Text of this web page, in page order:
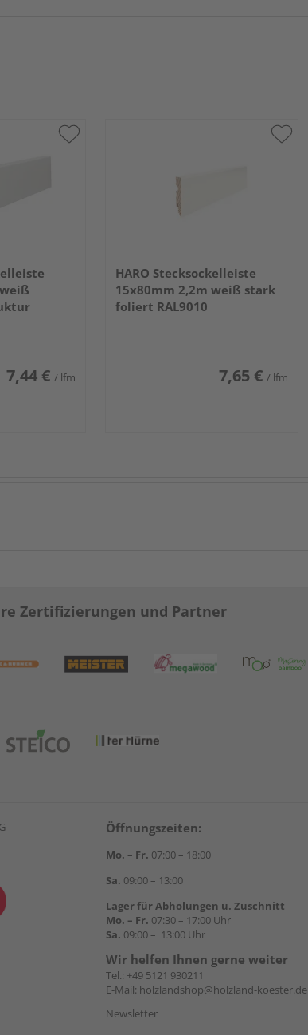
7,44 € / lfm
HARO Stecksockelleiste
15x80mm 2,2m weiß stark
foliert RAL9010
7,65 € / lfm
Zertifizierungen und Partner
Öffnungszeiten:
Mo. – Fr. 07:00 – 18:00
Sa. 09:00 – 13:00
Lager für Abholungen u. Zuschnitt
Mo. – Fr. 07:30 – 17:00 Uhr
Sa. 09:00 – 13:00 Uhr
Wir helfen Ihnen gerne weiter
Tel.: +49 5121 930211
E-Mail: holzlandshop@holzland-koester.de
Newsletter